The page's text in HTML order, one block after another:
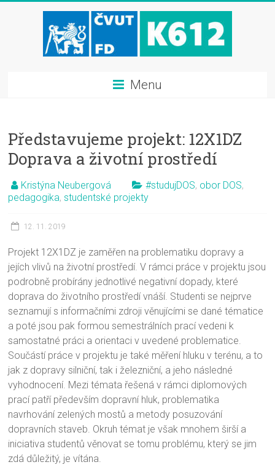
Menu
Představujeme projekt: 12X1DZ
Doprava a životní prostředí
Kristýna Neubergová #studujDOS, obor DOS,
pedagogika,studentské projekty
12. 11. 2019
Projekt 12X1DZ je zaměřen na problematiku dopravy a
jejích vlivů na životní prostředí. V rámci práce v projektu jsou
podrobně probírány jednotlivé negativní dopady, které
doprava do životního prostředí vnáší. Studenti se nejprve
seznamují s informačními zdroji věnujícími se dané tématice
a poté jsou pak formou semestrálních prací vedeni k
samostatné práci a orientaci v uvedené problematice.
Součástí práce v projektu je také měření hluku v terénu, a to
jak z dopravy silniční, tak i železniční, a jeho následné
vyhodnocení. Mezi témata řešená v rámci diplomových
prací patří především dopravní hluk, problematika
navrhování zelených mostů a metody posuzování
dopravních staveb. Okruh témat je však mnohem širší a
iniciativa studentů věnovat se tomu problému, který se jim
zdá důležitý, je vítána.